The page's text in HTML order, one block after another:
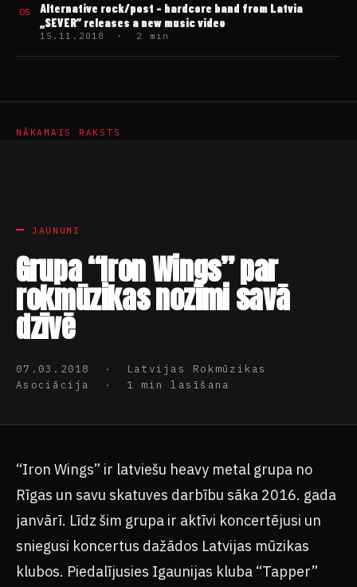
05
Alternative rock/post – hardcore band from Latvia
„SEVER” releases a new music video
15.11.2018 · 2 min
NĀKAMAIS RAKSTS
JAUNUMI
Grupa “Iron Wings” par
rokmūzikas nozīmi savā
dzīvē
07.03.2018 · Latvijas Rokmūzikas
Asociācija · 1 min lasīšana
“Iron Wings” ir latviešu heavy metal grupa no
Rīgas un savu skatuves darbību sāka 2016. gada
janvārī. Līdz šim grupa ir aktīvi koncertējusi un
sniegusi koncertus dažādos Latvijas mūzikas
klubos. Piedalījusies Igaunijas kluba “Tapper”